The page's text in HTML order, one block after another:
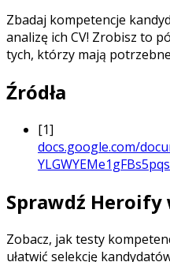
Zbadaj kompetencje
analizę ich CV! Zrobisz to
tych, którzy mają
Źródła
[1]
docs.google.com/
Sprawdź
Zobacz, jak testy
ułatwić selekcję